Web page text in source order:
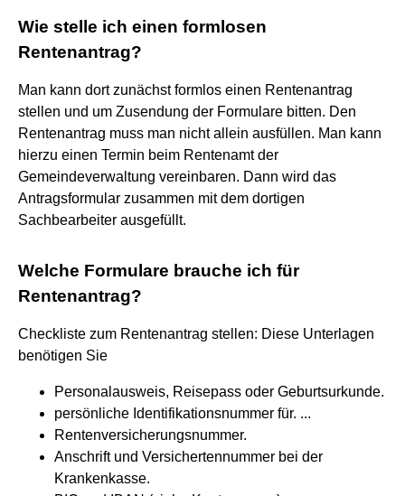
Wie stelle ich einen formlosen
Rentenantrag?
Man kann dort zunächst formlos einen Rentenantrag
stellen und um Zusendung der Formulare bitten. Den
Rentenantrag muss man nicht allein ausfüllen. Man kann
hierzu einen Termin beim Rentenamt der
Gemeindeverwaltung vereinbaren. Dann wird das
Antragsformular zusammen mit dem dortigen
Sachbearbeiter ausgefüllt.
Welche Formulare brauche ich für
Rentenantrag?
Checkliste zum Rentenantrag stellen: Diese Unterlagen
benötigen Sie
Personalausweis, Reisepass oder Geburtsurkunde.
persönliche Identifikationsnummer für. ...
Rentenversicherungsnummer.
Anschrift und Versichertennummer bei der
Krankenkasse.